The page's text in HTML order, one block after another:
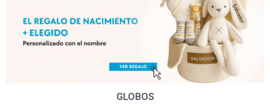
GLOBOS